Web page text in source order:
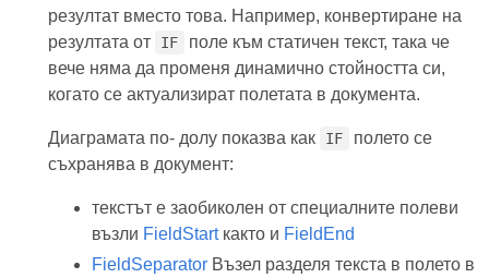
резултат вместо това. Например, конвертиране на
резултата от
IF
поле към статичен текст, така че
вече няма да променя динамично стойността си,
когато се актуализират полетата в документа.
Диаграмата по- долу показва как IF
полето се
съхранява в документ:
текстът е заобиколен от специалните полеви
възли FieldStartкакто и FieldEnd
FieldSeparatorВъзел разделя текста в полето в